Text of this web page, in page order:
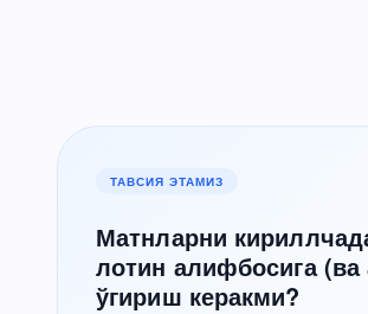
ТАВСИЯ ЭТАМИЗ
Матнларни
лотин алифбосига (ва
ўгириш керакми?